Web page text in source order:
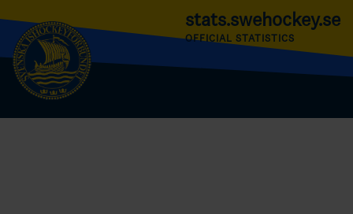
stats.swehockey.se
OFFICIAL STATISTICS